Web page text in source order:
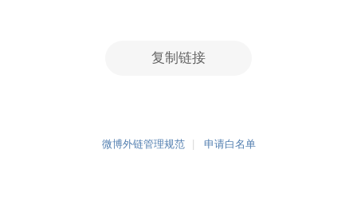
复制链接
微博外链管理规范 申请白名单